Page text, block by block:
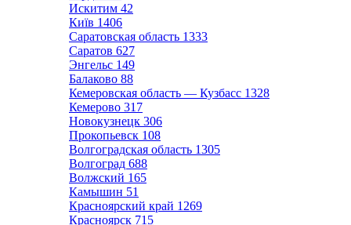
Искитим 42
Київ 1406
Саратовская область 1333
Саратов 627
Энгельс 149
Балаково 88
Кемеровская область — Кузбасс 1328
Кемерово 317
Новокузнецк 306
Прокопьевск 108
Волгоградская область 1305
Волгоград 688
Волжский 165
Камышин 51
Красноярский край 1269
Красноярск 715